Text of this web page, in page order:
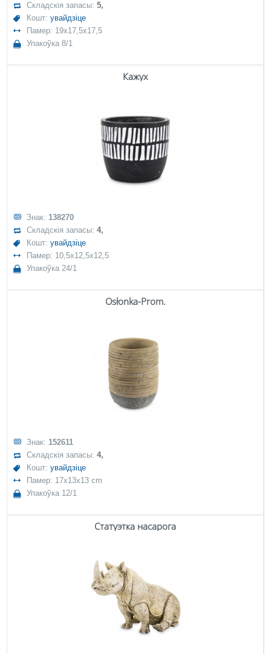
Складскія запасы:5,
Кошт:увайдзіце
Памер: 19x17,5x17,5
Упакоўка 8/1
Кажух
Знак: 138270
Складскія запасы:4,
Кошт:увайдзіце
Памер: 10,5x12,5x12,5
Упакоўка 24/1
Osłonka-Prom.
Знак: 152611
Складскія запасы:4,
Кошт:увайдзіце
Памер: 17x13x13 cm
Упакоўка 12/1
Статуэтка насарога